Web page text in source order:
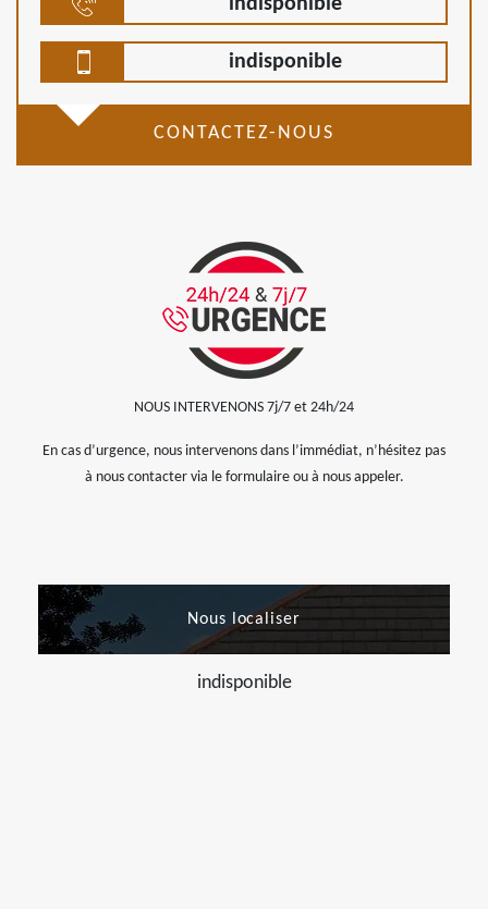
indisponible
indisponible
CONTACTEZ-NOUS
NOUS INTERVENONS 7j/7 et 24h/24
En cas d’urgence, nous intervenons dans l’immédiat, n’hésitez pas
à nous contacter via le formulaire ou à nous appeler.
Nous localiser
indisponible